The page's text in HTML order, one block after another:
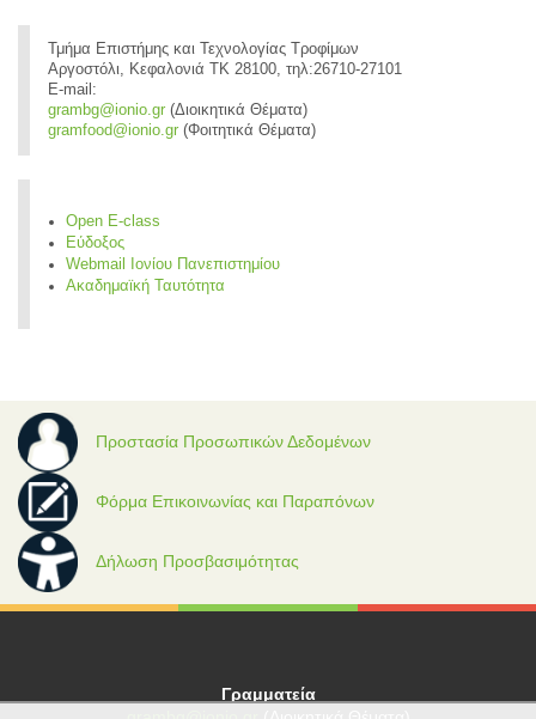
Τμήμα Επιστήμης και Τεχνολογίας Τροφίμων
Αργοστόλι, Κεφαλονιά ΤΚ 28100, τηλ:26710-27101
E-mail:
grambg@ionio.gr (Διοικητικά Θέματα)
gramfood@ionio.gr (Φοιτητικά Θέματα)
Open E-class
Εύδοξος
Webmail Ιονίου Πανεπιστημίου
Ακαδημαϊκή Ταυτότητα
Προστασία Προσωπικών Δεδομένων
Φόρμα Επικοινωνίας και Παραπόνων
Δήλωση Προσβασιμότητας
Γραμματεία